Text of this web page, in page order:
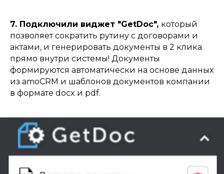
7. Подключили виджет "GetDoc", который
позволяет сократить рутину с договорами и
актами, и генерировать документы в 2 клика
прямо внутри системы! Документы
формируются автоматически на основе данных
из amoCRM и шаблонов документов компании
в формате docx и pdf.
318619600073290
ИП Яновский Алексей Павлович